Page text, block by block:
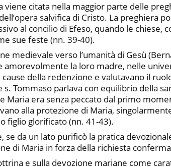
viene citata nella maggior parte delle
salvifica di Cristo. La preghiera
al concilio di Efeso, quando le chiese,
sue feste (nn. 39-40).
medievale verso l’umanità di Gesù
amorevolmente la loro madre, nelle
della redenzione e valutavano il
s. Tommaso parlava con equilibrio della
Maria era senza peccato dal primo
alla protezione di Maria,
figlio glorificato (nn. 41-43).
se da un lato purificò la pratica
di Maria in forza della richiesta
e sulla devozione mariane come